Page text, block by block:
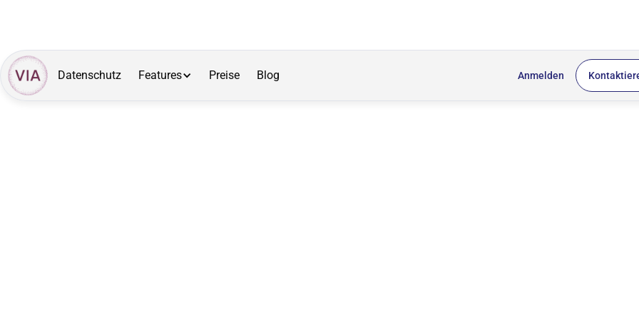
Datenschutz Features Preise Blog Anmelden